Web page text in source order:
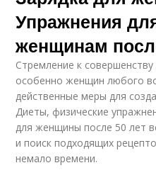
Упражнения
женщинам
Стремление к
особенно женщин любого
действенные меры для
Диеты, физические
для женщины после 50 лет
и поиск подходящих
немало времени.